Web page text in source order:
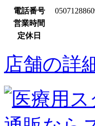
電話番号
営業時間
定休日
店舗の詳